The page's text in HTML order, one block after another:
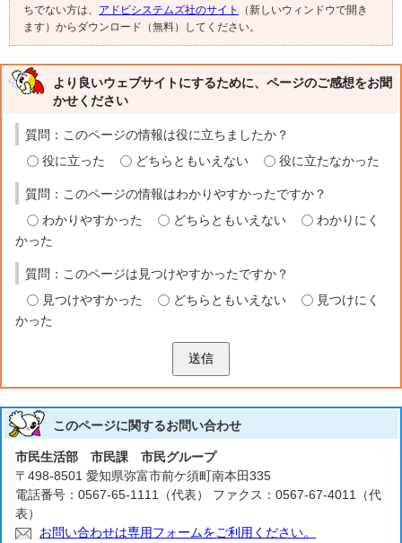
ちでない方は、 アドビシステムズ社のサイト
（新しいウィンドウで開き
ます）からダウンロード（無料）してください。
より良いウェブサイトにするために、ページのご感想をお聞
かせください
質問：このページの情報は役に立ちましたか？
役に立った
どちらともいえない 役に立たなかった
質問：このページの情報はわかりやすかったですか？
わかりやすかった
どちらともいえない
わかりにく
かった
質問：このページは見つけやすかったですか？
見つけやすかった
どちらともいえない
見つけにく
かった
送信
このページに関するお問い合わせ
市民生活部 市民課 市民グループ
〒498-8501 愛知県弥富市前ケ須町南本田335
電話番号：0567-65-1111（代表） ファクス：0567-67-4011（代
表）
お問い合わせは専用フォームをご利用ください。